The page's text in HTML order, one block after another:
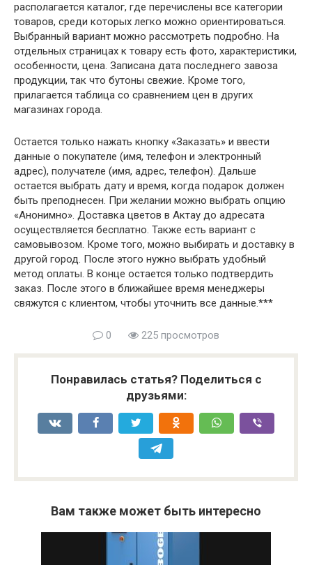
располагается каталог, где перечислены все категории
товаров, среди которых легко можно ориентироваться.
Выбранный вариант можно рассмотреть подробно. На
отдельных страницах к товару есть фото, характеристики,
особенности, цена. Записана дата последнего завоза
продукции, так что бутоны свежие. Кроме того,
прилагается таблица со сравнением цен в других
магазинах города.
Остается только нажать кнопку «Заказать» и ввести
данные о покупателе (имя, телефон и электронный
адрес), получателе (имя, адрес, телефон). Дальше
остается выбрать дату и время, когда подарок должен
быть преподнесен. При желании можно выбрать опцию
«Анонимно». Доставка цветов в Актау до адресата
осуществляется бесплатно. Также есть вариант с
самовывозом. Кроме того, можно выбирать и доставку в
другой город. После этого нужно выбрать удобный
метод оплаты. В конце остается только подтвердить
заказ. После этого в ближайшее время менеджеры
свяжутся с клиентом, чтобы уточнить все данные.***
0 225 просмотров
Понравилась статья? Поделиться с
друзьями:
Вам также может быть интересно